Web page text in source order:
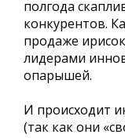
полгода
конкурентов.
продаже
лидерами
опарышей.
И происходит
(так как они